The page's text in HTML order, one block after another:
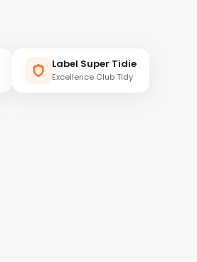
Label Super Tidie
Excellence Club Tidy